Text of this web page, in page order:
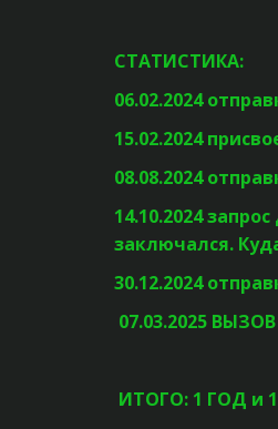
СТАТИСТИКА:
06.02.2024
15.02.2024
08.08.2024
14.10.2024
заключался.
30.12.2024
07.03.2025
ИТОГО: 1 ГОД и